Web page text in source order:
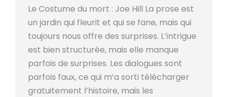
Le Costume du mort : Joe Hill La prose est
un jardin qui fleurit et qui se fane, mais qui
toujours nous offre des surprises. L’intrigue
est bien structurée, mais elle manque
parfois de surprises. Les dialogues sont
parfois faux, ce qui m’a sorti télécharger
gratuitement l’histoire, mais les